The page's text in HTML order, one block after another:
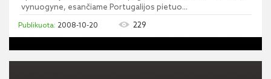
vynuogyne, esančiame Portugalijos pietuo...
2008-10-20 229